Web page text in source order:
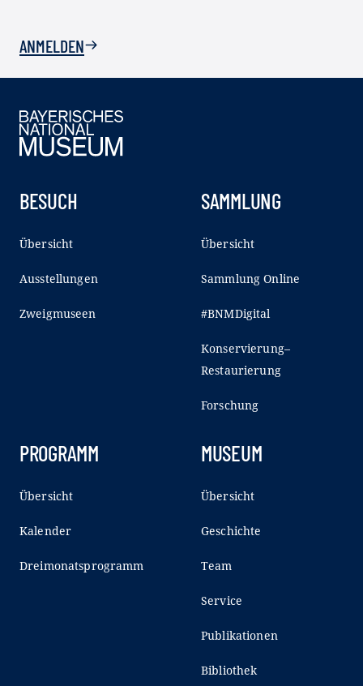
ANMELDEN
BESUCH
Übersicht
Ausstellungen
Zweigmuseen
SAMMLUNG
Übersicht
Sammlung Online
#BNMDigital
Konservierung–
Restaurierung
Forschung
PROGRAMM
Übersicht
Kalender
Dreimonatsprogramm
MUSEUM
Übersicht
Geschichte
Team
Service
Publikationen
Bibliothek